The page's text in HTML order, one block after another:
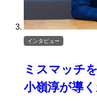
ミスマッチ
小嶺淳が導
インタビュー